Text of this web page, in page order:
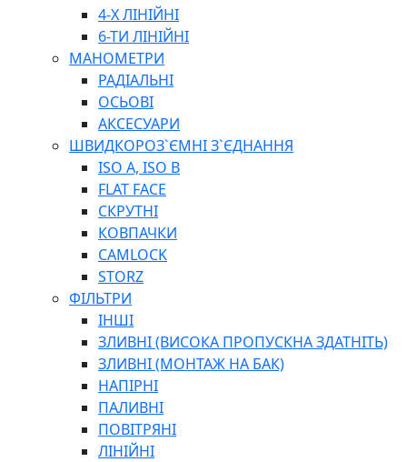
ПЛОСКОГУБЦІ
ВИКРУТКИ
КЛЮЧІ
ГОЛОВКИ, ТРІЩАТКИ, ВОРОТКИ, ПЕРЕХІДНИКИ
ЗУБИЛА, МОЛОТКИ, СОКИРИ, СТАМЕСКИ, ДОЛОТА
СТРУПЦИНИ, ЛЕЩАТА
ВИМІРЮВАЛЬНІ ІНСТРУМЕНТИ
БУДІВЕЛЬНИЙ ІНСТРУМЕНТ
ШЛАНГИ
ГОСПОДАРСЬКІ ТОВАРИ
ПНЕВМАТИЧНІ ІНСТРУМЕНТИ
З'ЄДНУВАЛЬНІ ІНСТРУМЕНТИ ТА МАТЕРІАЛИ
ЯЩИКИ, ШАФИ, ТА СУМКИ ДЛЯ ІНСТРУМЕНТІВ
ЗАСОБИ ЗАХИСТУ
СТЕПЛЕРИ, ЗАКЛЕПОЧНИКИ
ГІДРАВЛІЧНІ ІНСТРУМЕНТИ
ТЕХНІЧНА ХІМІЯ
4-Х ЛІНІЙНІ
6-ТИ ЛІНІЙНІ
МАНОМЕТРИ
РАДІАЛЬНІ
ОСЬОВІ
АКСЕСУАРИ
ШВИДКОРОЗ`ЄМНІ З`ЄДНАННЯ
ISO A, ISO B
FLAT FACE
СКРУТНІ
КОВПАЧКИ
CAMLOCK
STORZ
ФІЛЬТРИ
ІНШІ
ЗЛИВНІ (ВИСОКА ПРОПУСКНА ЗДАТНІТЬ)
ЗЛИВНІ (МОНТАЖ НА БАК)
НАПІРНІ
ПАЛИВНІ
ПОВІТРЯНІ
ЛІНІЙНІ